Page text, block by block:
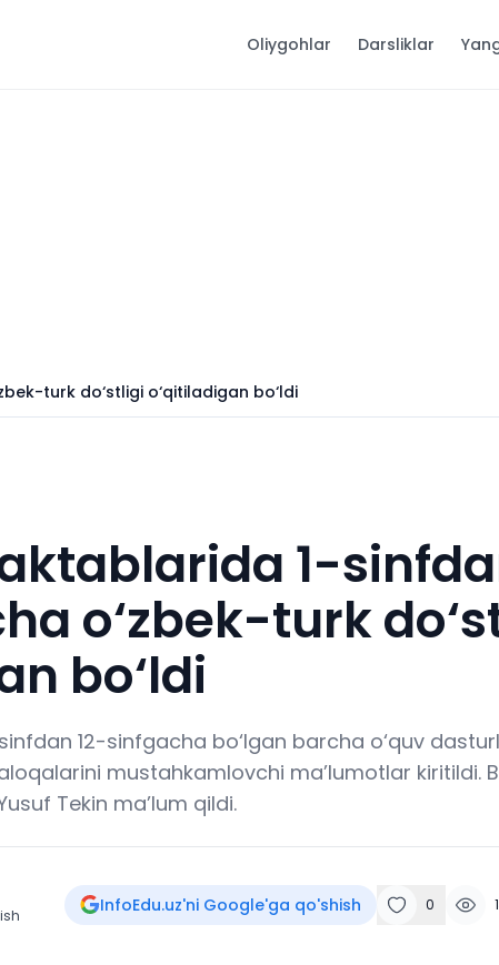
Oliygohlar Darsliklar
turk do‘stligi o‘qitiladigan bo‘ldi
1-
o‘zbek-turk
bo‘ldi
12-sinfgacha bo‘lgan barcha o‘quv
mustahkamlovchi ma’lumotlar kiritildi.
Tekin ma’lum qildi.
InfoEdu.uz'ni Google'ga qo'shish 0